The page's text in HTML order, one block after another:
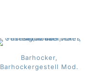
Barhocker,
Barhockergestell Mod.